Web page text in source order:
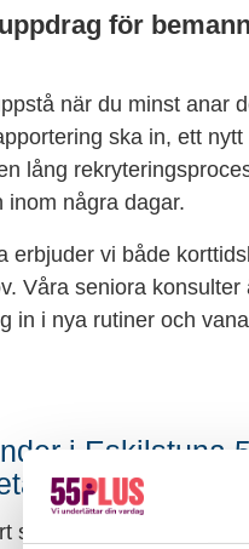
för
när du minst anar
ska in, ett
lång
inom några dagar.
erbjuder vi både
Våra seniora
in i nya rutiner och
i Eskilstuna
skickliga team är